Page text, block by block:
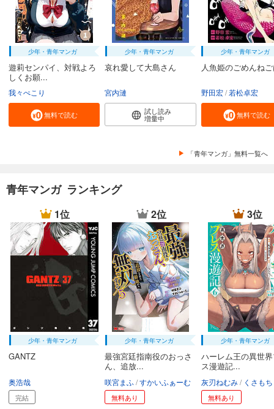
少年・青年マンガ
遊莉センパイ、対戦よろ
しくお願...
我々ぺこり
無料で読む
少年・青年マンガ
哀れ愛して大島さん
宮内漣
試し読み
増量中
少年・青年マンガ
人魚姫のごめんね
野田宏 若松卓宏
無料で読む
「青年マンガ」無料一覧へ
青年マンガ ランキング
1位
少年・青年マンガ
GANTZ
奥浩哉
完結
2位
少年・青年マンガ
最強宮廷指南役のおっさ
ん、追放...
咲宮まふ すかいふぁーむ
無料あり
3位
少年・青年マンガ
ハーレム王の異世
ス漫遊記...
灰刃ねむみ くさもち
無料あり